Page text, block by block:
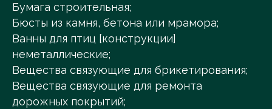
Бумага строительная;
Бюсты из камня, бетона или мрамора;
Ванны для птиц [конструкции]
неметаллические;
Вещества связующие для брикетирования;
Вещества связующие для ремонта
дорожных покрытий;